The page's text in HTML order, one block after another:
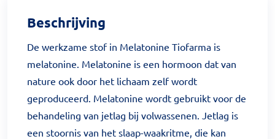
Beschrijving
De werkzame stof in Melatonine Tiofarma is
melatonine. Melatonine is een hormoon dat van
nature ook door het lichaam zelf wordt
geproduceerd. Melatonine wordt gebruikt voor de
behandeling van jetlag bij volwassenen. Jetlag is
een stoornis van het slaap-waakritme, die kan